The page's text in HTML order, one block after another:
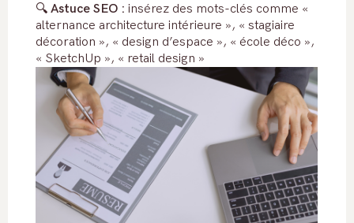
🔍 Astuce SEO : insérez des mots-clés comme «
alternance architecture intérieure », « stagiaire
décoration », « design d’espace », « école déco »,
« SketchUp », « retail design »